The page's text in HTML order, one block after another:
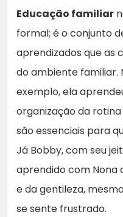
Educação familiar
formal; é o conjunto
aprendizados que as
do ambiente familiar.
exemplo, ela
organização da
são essenciais para
Já Bobby, com seu
aprendido com Nona
e da gentileza,
se sente frustrado.